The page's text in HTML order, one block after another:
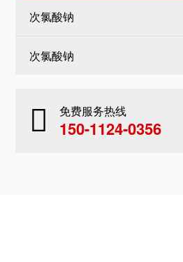
次氯酸钠
次氯酸钠
免费服务热线
150-1124-0356